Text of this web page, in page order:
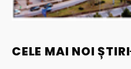
CELE MAI NOI ȘTIRI